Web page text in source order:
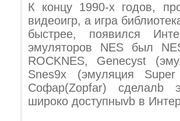
К концу 1990-х годов,
видеоигр, а игра
быстрее, появился
эмуляторов NES был
ROCKNES, Genecyst
Snes9x (эмуляция
Софар(Zopfar) сделалb
широко доступныvb в